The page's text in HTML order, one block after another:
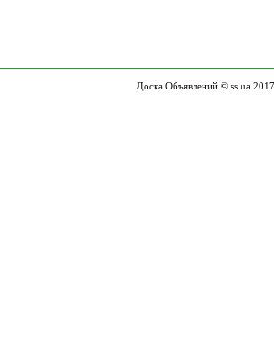
Доска Объявлений © ss.ua